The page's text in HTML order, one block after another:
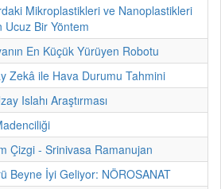
Mikroplastikleri ve Nanoplastikleri
Ucuz Bir Yöntem
En Küçük Yürüyen Robotu
Zekâ ile Hava Durumu Tahmini
Islahı Araştırması
Çizgi - Srinivasa Ramanujan
Beyne İyi Geliyor: NÖROSANAT